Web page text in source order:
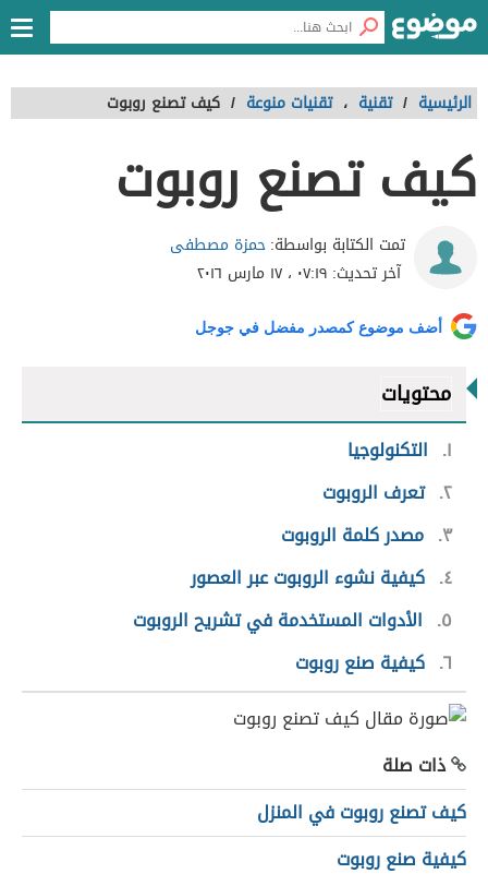
الرئيسية / تقنية ، تقنيات منوعة / كيف تصنع روبوت
كيف تصنع روبوت
تمت الكتابة بواسطة:حمزة مصطفى
آخر تحديث: ٠٧:١٩ ، ١٧ مارس ٢٠١٦
أضف موضوع كمصدر مفضل في جوجل
محتويات
١
التكنولوجيا
٢ تعرف الروبوت
٣ مصدر كلمة الروبوت
٤ كيفية نشوء الروبوت عبر العصور
٥
الأدوات المستخدمة في تشريح الروبوت
٦ كيفية صنع روبوت
ذات صلة
كيف تصنع روبوت في المنزل
كيفية صنع روبوت